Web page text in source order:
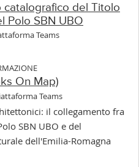
catalografico del Titolo
Polo SBN UBO
Teams
On Map)
Teams
il collegamento fra
SBN UBO e del
dell'Emilia-Romagna